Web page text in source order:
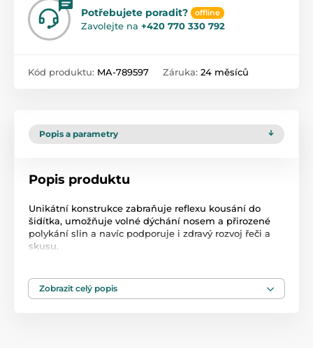
Potřebujete poradit? offline
Zavolejte na +420 770 330 792
Kód produktu: MA-789597 Záruka: 24 měsíců
Popis a parametry
Popis produktu
Unikátní konstrukce zabraňuje reflexu kousání do
šidítka, umožňuje volné dýchání nosem a přirozené
polykání slin a navíc podporuje i zdravý rozvoj řeči a
skusu.
- 2 ks dudlíků (šidítko) Lovi,
- kryt na dudlík (šidítko) 2 ks,
Zobrazit celý popis